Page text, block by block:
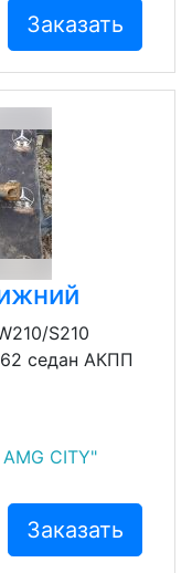
Заказать
S210
седан АКПП
CITY"
Заказать